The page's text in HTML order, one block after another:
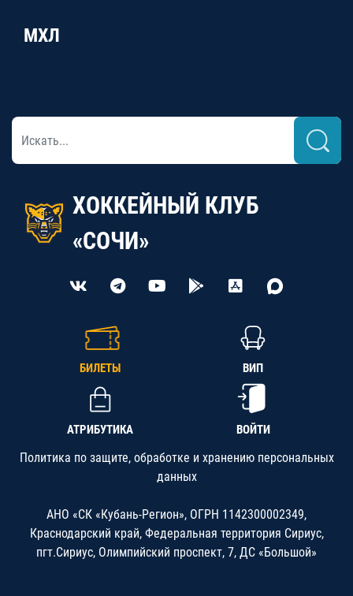
МХЛ
ХОККЕЙНЫЙ КЛУБ
«СОЧИ»
БИЛЕТЫ ВИП
АТРИБУТИКА ВОЙТИ
Политика по защите, обработке и хранению персональных
данных
АНО «СК «Кубань-Регион», ОГРН 1142300002349,
Краснодарский край, Федеральная территория Сириус,
пгт.Сириус, Олимпийский проспект, 7, ДС «Большой»